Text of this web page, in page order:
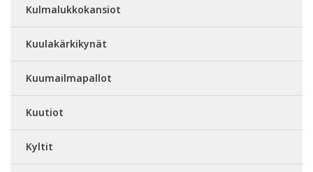
Kulmalukkokansiot
Kuulakärkikynät
Kuumailmapallot
Kuutiot
Kyltit